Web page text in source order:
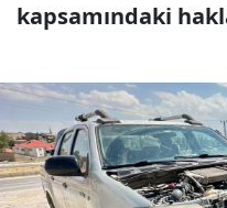
kapsamındaki